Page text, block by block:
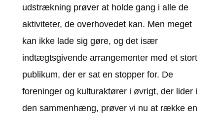
udstrækning prøver at holde gang i alle de
aktiviteter, de overhovedet kan. Men meget
kan ikke lade sig gøre, og det især
indtægtsgivende arrangementer med et stort
publikum, der er sat en stopper for. De
foreninger og kulturaktører i øvrigt, der lider i
den sammenhæng, prøver vi nu at række en